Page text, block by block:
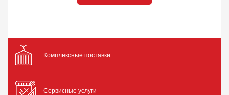
Комплексные поставки
Сервисные услуги